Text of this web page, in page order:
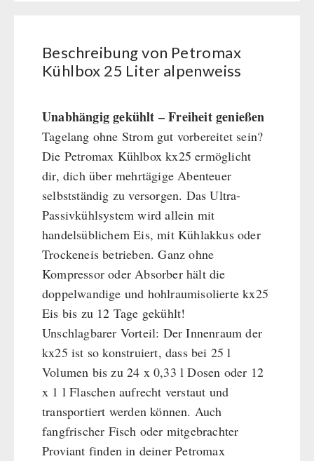
Gamma-Scout Geigerzähler
Armee-Material / Sicherheit
SONSTIGES
Notrationen
Trinkwasser
Frühstück
Suppen
Hauptmahlzeiten
Dessert
Ergänzungs-Pakete
Schutzraum-Ausrüstung
Beschreibung von Petromax
Kühlbox 25 Liter alpenweiss
Unabhängig gekühlt – Freiheit genießen
Tagelang ohne Strom gut vorbereitet sein?
Die Petromax Kühlbox kx25 ermöglicht
dir, dich über mehrtägige Abenteuer
selbstständig zu versorgen. Das Ultra-
Passivkühlsystem wird allein mit
handelsüblichem Eis, mit Kühlakkus oder
Trockeneis betrieben. Ganz ohne
Kompressor oder Absorber hält die
doppelwandige und hohlraumisolierte kx25
Eis bis zu 12 Tage gekühlt!
Unschlagbarer Vorteil: Der Innenraum der
kx25 ist so konstruiert, dass bei 25 l
Volumen bis zu 24 x 0,33 l Dosen oder 12
x 1 l Flaschen aufrecht verstaut und
transportiert werden können. Auch
fangfrischer Fisch oder mitgebrachter
Proviant finden in deiner Petromax